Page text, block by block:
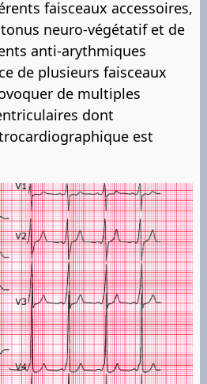
faisceaux accessoires,
neuro-végétatif et de
anti-arythmiques
de plusieurs faisceaux
de multiples
dont
est